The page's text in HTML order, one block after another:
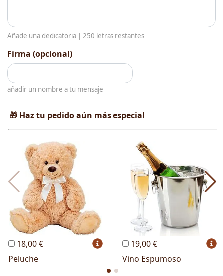
Añade una dedicatoria | 250 letras restantes
Firma (opcional)
añadir un nombre a tu mensaje
🎁 Haz tu pedido aún más especial
18,00 €
Peluche
19,00 €
Vino Espumoso